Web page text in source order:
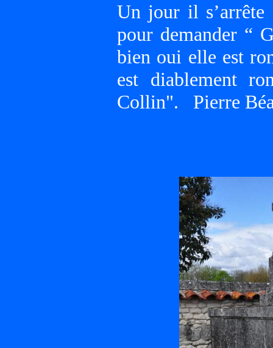
Un jour il s’arrête
pour demander “
bien oui elle est
est diablement
Collin". Pierre